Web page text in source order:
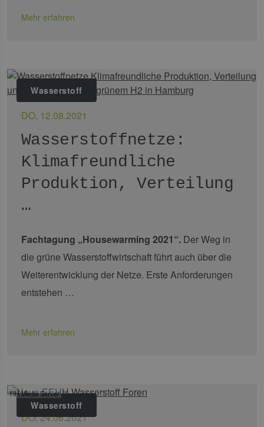
Mehr erfahren
Wasserstoff
DO, 12.08.2021
Wasserstoffnetze:
Klimafreundliche
Produktion, Verteilung
…
Fachtagung „Housewarming 2021“. Der Weg in
die grüne Wasserstoffwirtschaft führt auch über die
Weiterentwicklung der Netze. Erste Anforderungen
entstehen …
Mehr erfahren
Wasserstoff
HH Media Server
DO, 24.06.2021